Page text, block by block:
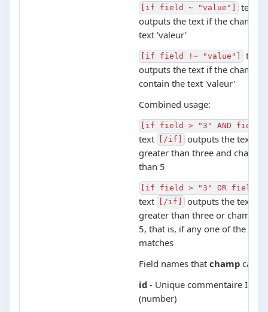
[if field ~ "value"] text
outputs the text if the champ
text 'valeur'
[if field !~ "value"] text
outputs the text if the champ
contain the text 'valeur'
Combined usage:
[if field > "3" AND
text [/if]
outputs the text if
greater than three and
than 5
[if field > "3" OR field2
text [/if]
outputs the text if
greater than three or champ2
5, that is, if any one of the
matches
Field names that champ can
id - Unique commentaire ID
(number)